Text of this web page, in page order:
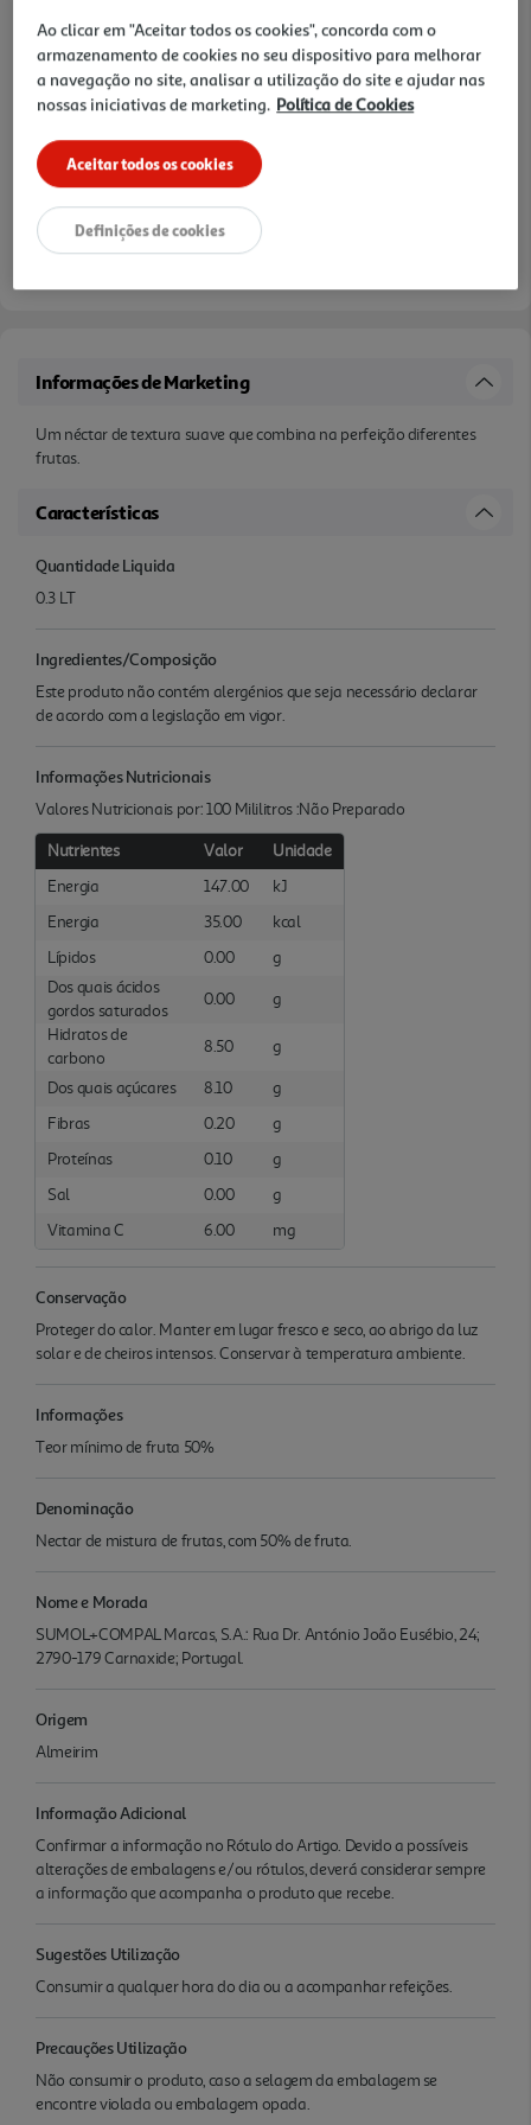
Notas de preparação
Informações de Marketing
Um néctar de textura suave que combina na perfeição diferentes
frutas.
Características
Quantidade Liquida
0.3 LT
Ingredientes/Composição
Este produto não contém alergénios que seja necessário declarar
de acordo com a legislação em vigor.
Informações Nutricionais
Valores Nutricionais por: 100 Mililitros :Não Preparado
Nutrientes Valor
Unidade
Energia
147.00
kJ
Energia
35.00
kcal
Lípidos
0.00
g
Dos quais ácidos
gordos saturados
0.00
g
Hidratos de
carbono
8.50 g
Dos quais açúcares 8.10
g
Fibras
0.20
g
Proteínas
0.10
g
Sal
0.00
g
Vitamina C
6.00 mg
Conservação
Proteger do calor. Manter em lugar fresco e seco, ao abrigo da luz
solar e de cheiros intensos. Conservar à temperatura ambiente.
Informações
Teor mínimo de fruta 50%
Denominação
Nectar de mistura de frutas, com 50% de fruta.
Nome e Morada
SUMOL+COMPAL Marcas, S.A.: Rua Dr. António João Eusébio, 24;
2790-179 Carnaxide; Portugal.
Origem
Almeirim
Informação Adicional
Confirmar a informação no Rótulo do Artigo. Devido a possíveis
alterações de embalagens e/ou rótulos, deverá considerar sempre
a informação que acompanha o produto que recebe.
Sugestões Utilização
Consumir a qualquer hora do dia ou a acompanhar refeições.
Precauções Utilização
Não consumir o produto, caso a selagem da embalagem se
encontre violada ou embalagem opada.
Ao clicar em "Aceitar todos os cookies", concorda com o
armazenamento de cookies no seu dispositivo para melhorar
a navegação no site, analisar a utilização do site e ajudar nas
nossas iniciativas de marketing. Política de Cookies
Aceitar todos os cookies
Definições de cookies